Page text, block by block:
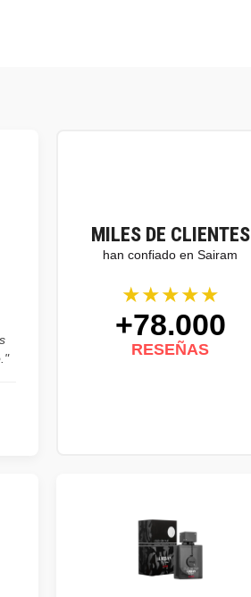
MILES DE CLIENTES
han confiado en Sairam
★★★★★
+78.000
RESEÑAS